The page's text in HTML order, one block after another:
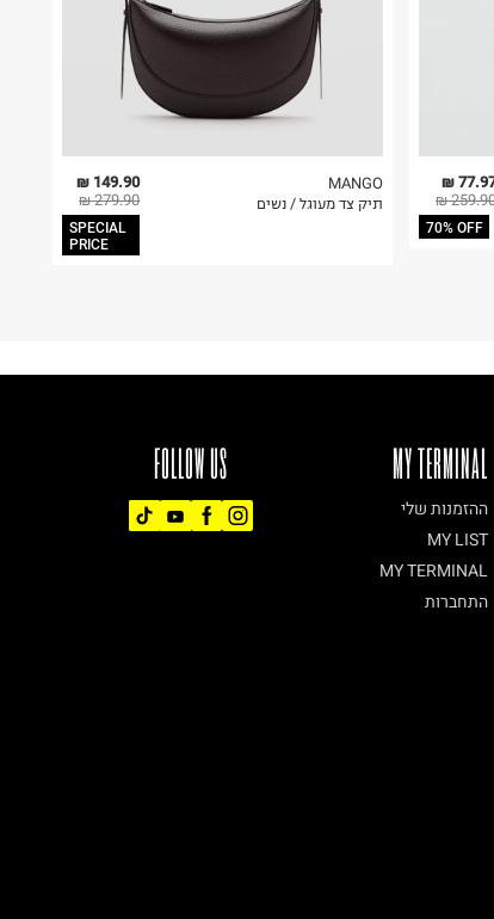
149.90 ₪
279.90 ₪
SPECIAL
PRICE
MANGO
תיק צד מעוגל / נשים
77.97
259.90
70% OFF
FOLLOW US MY TERMINAL
ההזמנות שלי
MY LIST
MY TERMINAL
התחברות